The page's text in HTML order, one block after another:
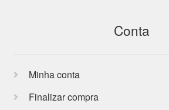
Conta
Minha conta
Finalizar compra